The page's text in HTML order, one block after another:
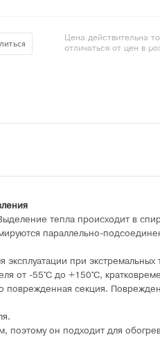
Цена действительна
отличаться от цен в
тепла происходит в
параллельно-
при
от -55°C до +150°C,
поврежденная секция.
поэтому он подходит для